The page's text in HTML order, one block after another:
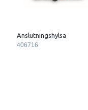
Anslutningshylsa
406716